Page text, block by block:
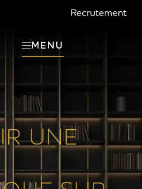
Recrutement
MENU
UNE